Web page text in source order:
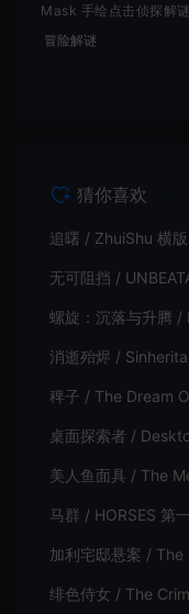
Mask 手绘点击侦探解
冒险解谜
猜你喜欢
追曙 / ZhuiShu 横
马群 / HORSES 第